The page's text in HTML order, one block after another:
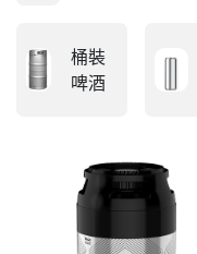
桶裝
啤酒